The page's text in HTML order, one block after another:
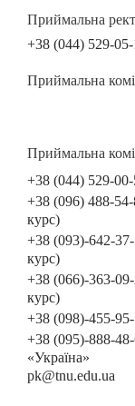
Приймальна
+38 (044) 529-
Приймальна
Приймальна
+38 (044) 529-
+38 (096) 488-
курс)
+38 (093)-642-
курс)
+38 (066)-363-
курс)
+38 (098)-455-
+38 (095)-888-
«Україна»
pk@tnu.edu.ua